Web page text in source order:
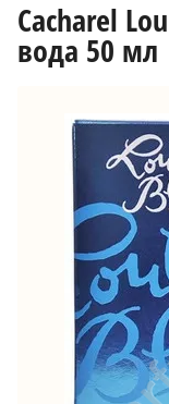
Cacharel
вода 50 мл